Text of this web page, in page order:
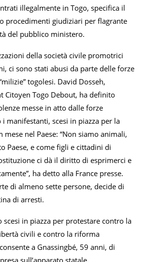
illegalmente in Togo, specifica il
procedimenti giudiziari per flagrante
del pubblico ministero.
della società civile promotrici
ci sono stati abusi da parte delle forze
togolesi. David Dosseh,
Citoyen Togo Debout, ha definito
messe in atto dalle forze
manifestanti, scesi in piazza per la
mese nel Paese: “Non siamo animali,
Paese, e come figli e cittadini di
ci dà il diritto di esprimerci e
ha detto alla France presse.
di almeno sette persone, decide di
di arresti.
scesi in piazza per protestare contro la
civili e contro la riforma
a Gnassingbé, 59 anni, di
sull’apparato statale,